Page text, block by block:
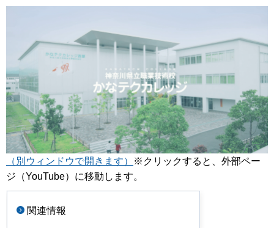
（別ウィンドウで開きます）
※クリックすると、外部ペー
ジ（YouTube）に移動します。
関連情報